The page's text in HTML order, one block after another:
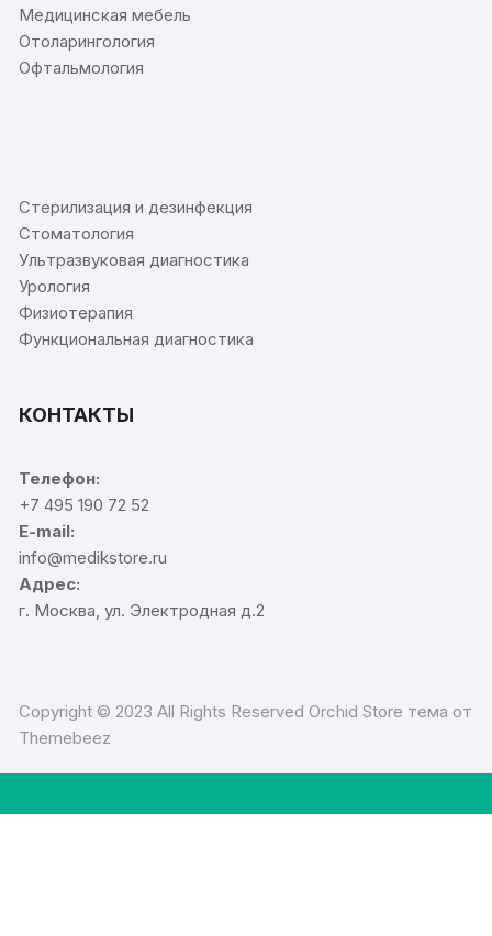
Медицинская мебель
Отоларингология
Офтальмология
Стерилизация и дезинфекция
Стоматология
Ультразвуковая диагностика
Урология
Физиотерапия
Функциональная диагностика
КОНТАКТЫ
Телефон:
+7 495 190 72 52
E-mail:
info@medikstore.ru
Адрес:
г. Москва, ул. Электродная д.2
Copyright © 2023 All Rights Reserved Orchid Store тема от
Themebeez